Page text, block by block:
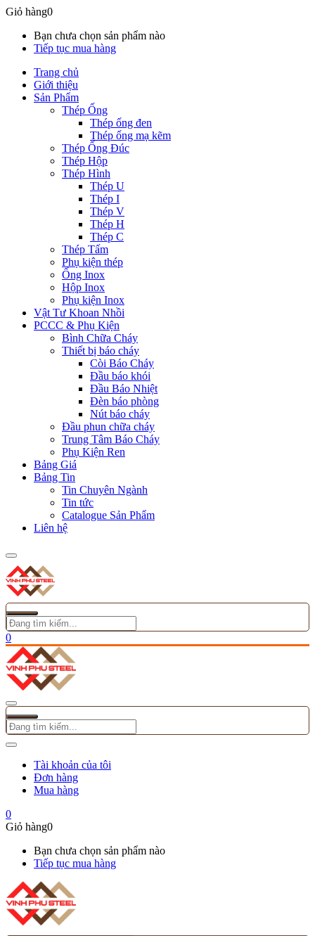
Giỏ hàng0
Bạn chưa chọn sản phẩm nào
Tiếp tục mua hàng
Trang chủ
Giới thiệu
Sản Phẩm
Thép Ống
Thép ống đen
Thép ống mạ kẽm
Thép Ống Đúc
Thép Hộp
Thép Hình
Thép U
Thép I
Thép V
Thép H
Thép C
Thép Tấm
Phụ kiện thép
Ống Inox
Hộp Inox
Phụ kiện Inox
Vật Tư Khoan Nhồi
PCCC & Phụ Kiện
Bình Chữa Cháy
Thiết bị báo cháy
Còi Báo Cháy
Đầu báo khói
Đầu Báo Nhiệt
Đèn báo phòng
Nút báo cháy
Đầu phun chữa cháy
Trung Tâm Báo Cháy
Phụ Kiện Ren
Bảng Giá
Bảng Tin
Tin Chuyên Ngành
Tin tức
Catalogue Sản Phẩm
Liên hệ
0
Tài khoản của tôi
Đơn hàng
Mua hàng
0
Giỏ hàng0
Bạn chưa chọn sản phẩm nào
Tiếp tục mua hàng